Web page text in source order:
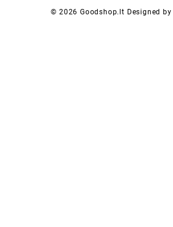
© 2026Goodshop.lt Designed by